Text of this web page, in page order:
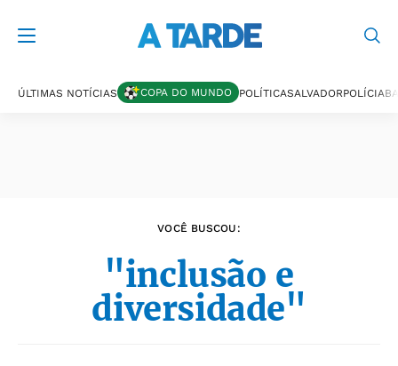
ÚLTIMAS NOTÍCIAS COPA DO MUNDO POLÍTICASALVADORPOLÍCIA
VOCÊ BUSCOU:
"inclusão e
diversidade"